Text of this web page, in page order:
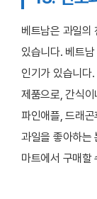
베트남은 과일의
있습니다. 베트
인기가 있습니다
제품으로, 간식
파인애플, 드래
과일을 좋아하는
마트에서 구매할